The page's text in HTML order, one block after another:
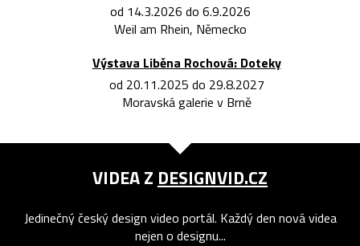
od 14.3.2026 do 6.9.2026
Weil am Rhein, Německo
Výstava Liběna Rochová: Doteky
od 20.11.2025 do 29.8.2027
Moravská galerie v Brně
VIDEA Z DESIGNVID.CZ
Jedinečný český design video portál. Každý den nová videa
nejen o designu...